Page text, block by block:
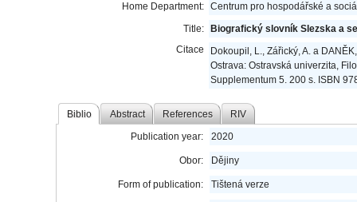
Home Department: Centrum pro hospodářské a
Title:
Biografický slovník Slezska a
Citace
Dokoupil, L., Zářický, A. a
Ostrava: Ostravská univerzita,
Supplementum 5. 200 s. ISBN
Biblio Abstract References RIV
Publication year: 2020
Obor: Dějiny
Form of publication: Tištená verze